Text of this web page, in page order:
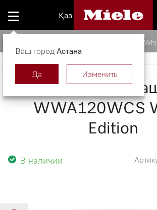
Қаз
Стиральная машина WWA120WCS
Стиральная
WWA120WCS
Edition
В наличии
Ваш город Астана
Да Изменить